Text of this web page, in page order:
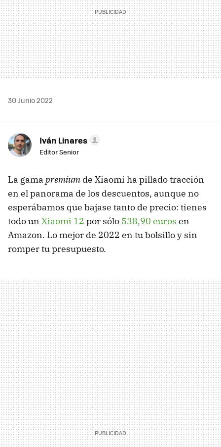
30 Junio 2022
Iván Linares
Editor Senior
La gama premium de Xiaomi ha pillado tracción
en el panorama de los descuentos, aunque no
esperábamos que bajase tanto de precio: tienes
todo un Xiaomi 12 por sólo 538,90 euros en
Amazon. Lo mejor de 2022 en tu bolsillo y sin
romper tu presupuesto.